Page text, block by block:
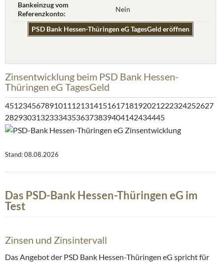
Bankeinzug vom
Referenzkonto:
Nein
PSD Bank Hessen-Thüringen eG TagesGeld eröffnen
Zinsentwicklung beim PSD Bank Hessen-
Thüringen eG TagesGeld
45123456789101112131415161718192021222324252627
282930313233343536373839404142434445
Stand: 08.08.2026
Das PSD-Bank Hessen-Thüringen eG im
Test
Zinsen und Zinsintervall
Das Angebot der PSD Bank Hessen-Thüringen eG spricht für